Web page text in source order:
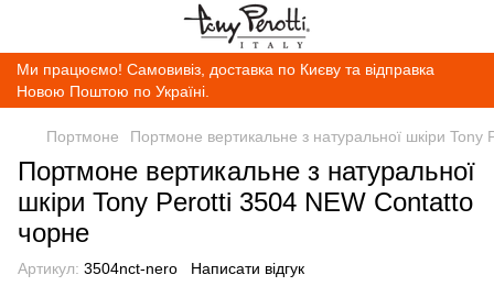
Ми працюємо! Самовивіз, доставка по Києву та відправка
Новою Поштою по Україні.
Портмоне Портмоне вертикальне з натуральної шкіри
Портмоне вертикальне з натуральної
шкіри Tony Perotti 3504 NEW Contatto
чорне
Артикул: 3504nct-nero Написати відгук